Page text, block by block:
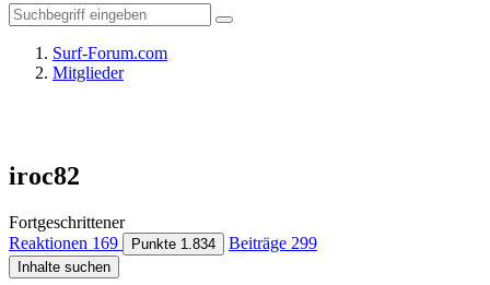
Surf-Forum.com
Mitglieder
iroc82
Fortgeschrittener
Reaktionen 169 Punkte 1.834 Beiträge 299
Inhalte suchen